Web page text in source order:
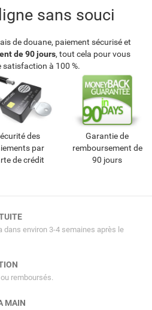
sans souci
de douane, paiement sécurisé et
de 90 jours, tout cela pour vous
satisfaction à 100 %.
des
par
de crédit
Garantie de
remboursement de
90 jours
dans environ 3-4 semaines après le
remboursés.
MAIN